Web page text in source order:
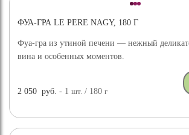
ФУА-ГРА LE PERE NAGY, 180 Г
Фуа-гра из утиной печени — нежный
вина и особенных моментов.
2 050 руб. - 1шт. / 180г